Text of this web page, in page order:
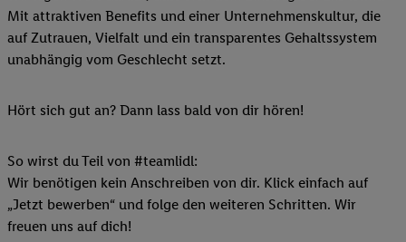
Mit attraktiven Benefits und einer Unternehmenskultur, die
auf Zutrauen, Vielfalt und ein transparentes Gehaltssystem
unabhängig vom Geschlecht setzt.
Hört sich gut an? Dann lass bald von dir hören!
So wirst du Teil von #teamlidl:
Wir benötigen kein Anschreiben von dir. Klick einfach auf
„Jetzt bewerben“ und folge den weiteren Schritten. Wir
freuen uns auf dich!